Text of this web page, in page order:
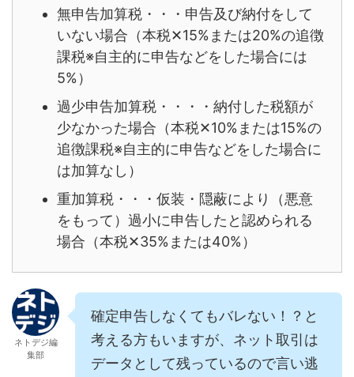
無申告加算税・・・申告及び納付をして
いない場合（本税✕15%または20%の追徴
課税※自主的に申告などをした場合には
5%）
過少申告加算税・・・・納付した税額が
少なかった場合（本税✕10%または15%の
追徴課税※自主的に申告などをした場合に
は加算なし）
重加算税・・・仮装・隠蔽により（悪意
をもって）過小に申告したと認められる
場合（本税✕35%または40%）
ネトデジ編
集部
確定申告しなくてもバレない！？と
考える方もいますが、ネット取引は
データとして残っているので言い逃